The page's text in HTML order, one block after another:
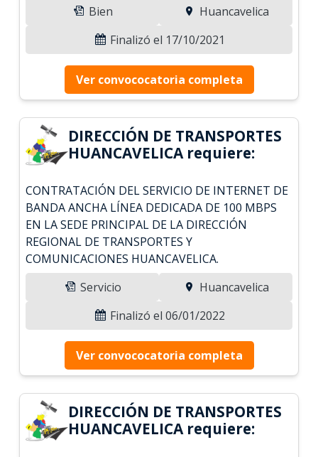
Bien
Huancavelica
Finalizó el 17/10/2021
Ver convococatoria completa
DIRECCIÓN DE TRANSPORTES
HUANCAVELICA requiere:
CONTRATACIÓN DEL SERVICIO DE INTERNET DE
BANDA ANCHA LÍNEA DEDICADA DE 100 MBPS
EN LA SEDE PRINCIPAL DE LA DIRECCIÓN
REGIONAL DE TRANSPORTES Y
COMUNICACIONES HUANCAVELICA.
Servicio
Huancavelica
Finalizó el 06/01/2022
Ver convococatoria completa
DIRECCIÓN DE TRANSPORTES
HUANCAVELICA requiere: